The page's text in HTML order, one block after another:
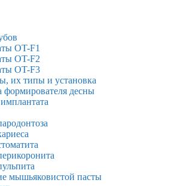
OT-F1
OT-F2
OT-F3
их типы и установка
формирователя десны
мышьяковистой пасты